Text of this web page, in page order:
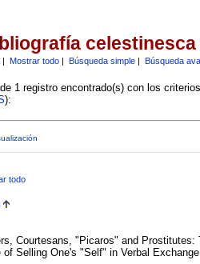
celestinesca
| Mostrar todo| Búsqueda simple| Búsqueda
1 registro encontrado(s) con los
):
todo
Courtesans, "Picaros" and Prostitutes:
of Selling One's "Self" in Verbal Exchange